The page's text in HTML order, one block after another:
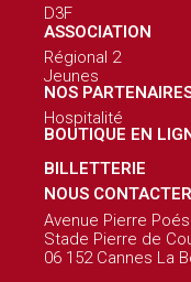
D3F
ASSOCIATION
Régional 2
Jeunes
NOS
Hospitalité
BOUTIQUE EN
BILLETTERIE
NOUS CONTACTER
Avenue Pierre
Stade Pierre de
06 152 Cannes La